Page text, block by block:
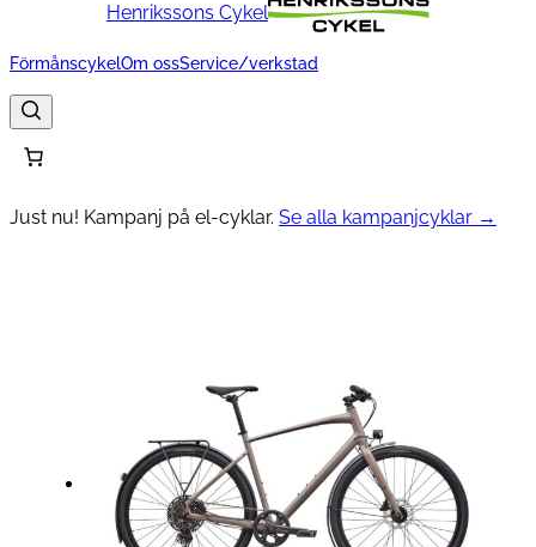
Henrikssons Cykel
FörmånscykelOm ossService/verkstad
Just nu! Kampanj på el-cyklar. Se alla kampanjcyklar →